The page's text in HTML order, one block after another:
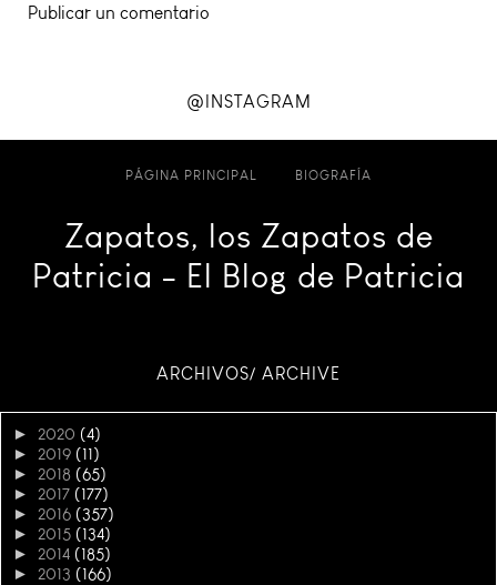
Publicar un comentario
@INSTAGRAM
PÁGINA PRINCIPAL BIOGRAFÍA
Zapatos, los Zapatos de
Patricia - El Blog de Patricia
ARCHIVOS/ ARCHIVE
► 2020 (4)
► 2019 (11)
► 2018 (65)
► 2017 (177)
► 2016 (357)
► 2015 (134)
► 2014 (185)
► 2013 (166)